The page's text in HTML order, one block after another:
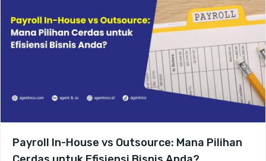
Payroll In-House vs Outsource: Mana Pilihan